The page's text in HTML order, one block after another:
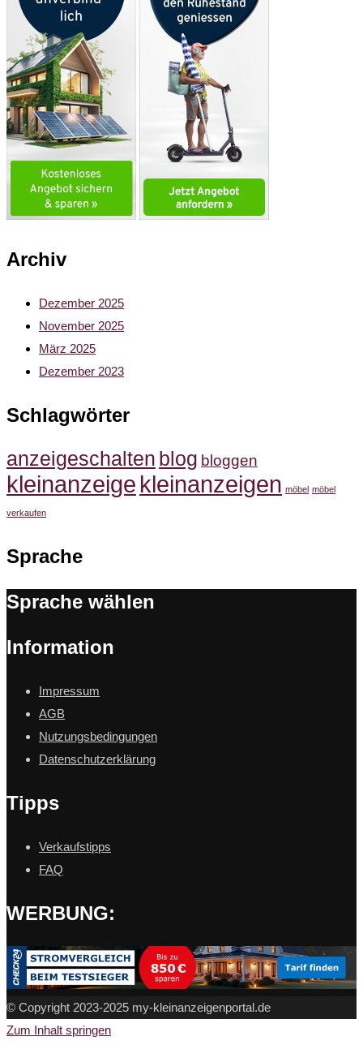
Archiv
Dezember 2025
November 2025
März 2025
Dezember 2023
Schlagwörter
anzeigeschalten blog bloggen
kleinanzeige kleinanzeigen möbel möbel
verkaufen
Sprache
Sprache wählen
Information
Impressum
AGB
Nutzungsbedingungen
Datenschutzerklärung
Tipps
Verkaufstipps
FAQ
WERBUNG:
© Copyright 2023-2025 my-kleinanzeigenportal.de
Zum Inhalt springen